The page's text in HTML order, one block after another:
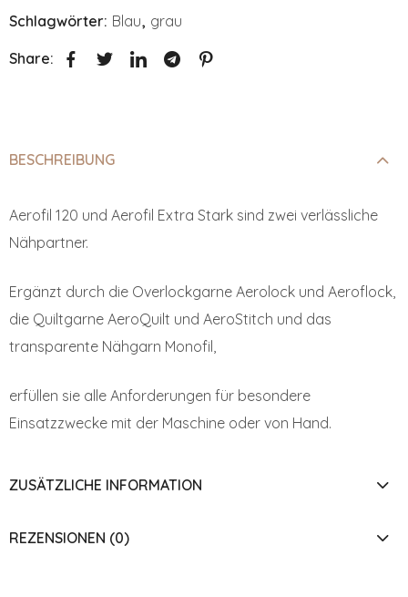
Schlagwörter: Blau, grau
Share:
BESCHREIBUNG
Aerofil 120 und Aerofil Extra Stark sind zwei verlässliche
Nähpartner.
Ergänzt durch die Overlockgarne Aerolock und Aeroflock,
die Quiltgarne AeroQuilt und AeroStitch und das
transparente Nähgarn Monofil,
erfüllen sie alle Anforderungen für besondere
Einsatzzwecke mit der Maschine oder von Hand.
ZUSÄTZLICHE INFORMATION
REZENSIONEN (0)